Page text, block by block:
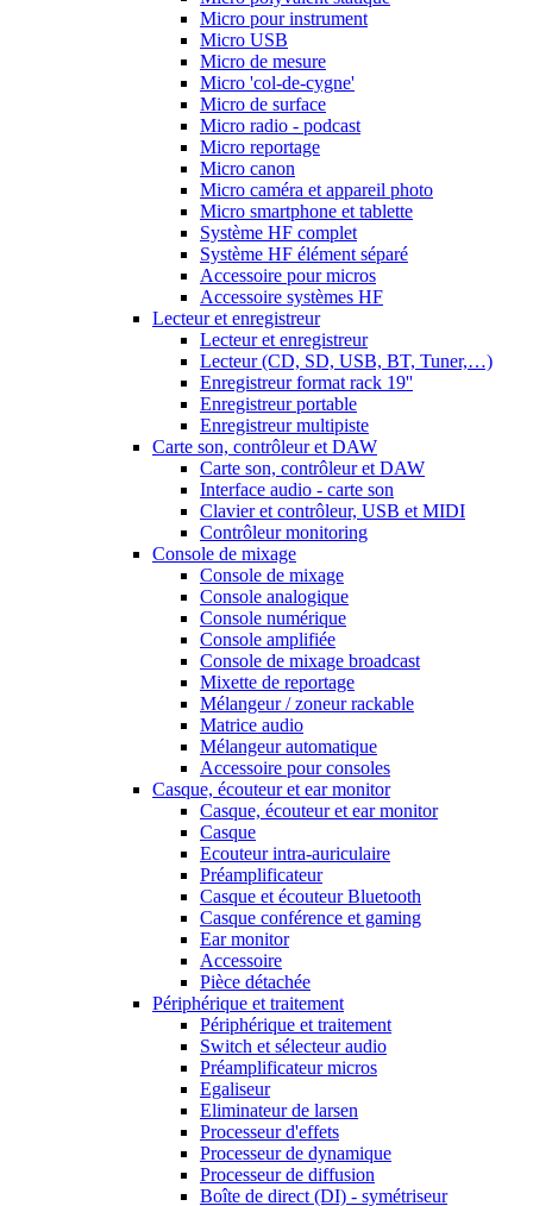
Micro pour instrument
Micro USB
Micro de mesure
Micro 'col-de-cygne'
Micro de surface
Micro radio - podcast
Micro reportage
Micro canon
Micro caméra et appareil photo
Micro smartphone et tablette
Système HF complet
Système HF élément séparé
Accessoire pour micros
Accessoire systèmes HF
Lecteur et enregistreur
Lecteur et enregistreur
Lecteur (CD, SD, USB, BT, Tuner,…)
Enregistreur format rack 19''
Enregistreur portable
Enregistreur multipiste
Carte son, contrôleur et DAW
Carte son, contrôleur et DAW
Interface audio - carte son
Clavier et contrôleur, USB et MIDI
Contrôleur monitoring
Console de mixage
Console de mixage
Console analogique
Console numérique
Console amplifiée
Console de mixage broadcast
Mixette de reportage
Mélangeur / zoneur rackable
Matrice audio
Mélangeur automatique
Accessoire pour consoles
Casque, écouteur et ear monitor
Casque, écouteur et ear monitor
Casque
Ecouteur intra-auriculaire
Préamplificateur
Casque et écouteur Bluetooth
Casque conférence et gaming
Ear monitor
Accessoire
Pièce détachée
Périphérique et traitement
Périphérique et traitement
Switch et sélecteur audio
Préamplificateur micros
Egaliseur
Eliminateur de larsen
Processeur d'effets
Processeur de dynamique
Processeur de diffusion
Boîte de direct (DI) - symétriseur